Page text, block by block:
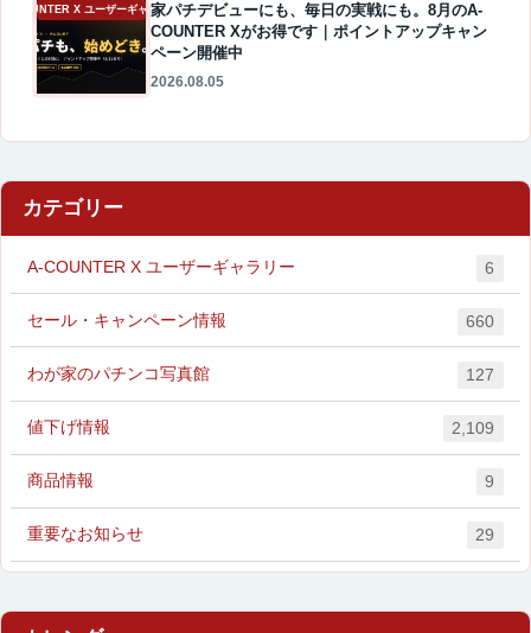
A-COUNTER X ユーザーギャラリー家パチデビューにも、毎日の実戦にも。8月のA-
COUNTER Xがお得です｜ポイントアップキャン
ペーン開催中
2026.08.05
カテゴリー
A-COUNTER X ユーザーギャラリー 6
セール・キャンペーン情報 660
わが家のパチンコ写真館 127
値下げ情報 2,109
商品情報 9
重要なお知らせ 29